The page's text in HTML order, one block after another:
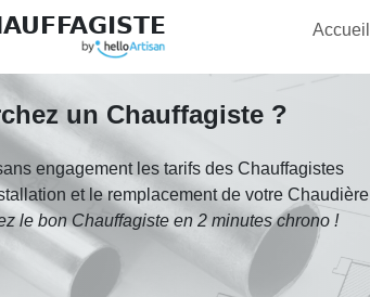
Accueil
un Chauffagiste ?
engagement les tarifs des Chauffagistes
et le remplacement de votre Chaudière
le bon Chauffagiste en 2 minutes chrono !